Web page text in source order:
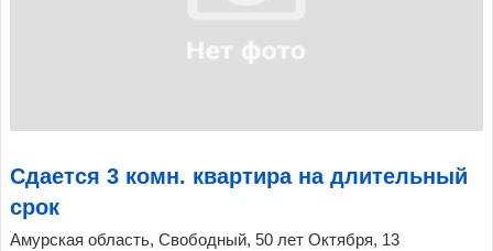
Сдается 3 комн. квартира на длительный
срок
Амурская область, Свободный, 50 лет Октября, 13